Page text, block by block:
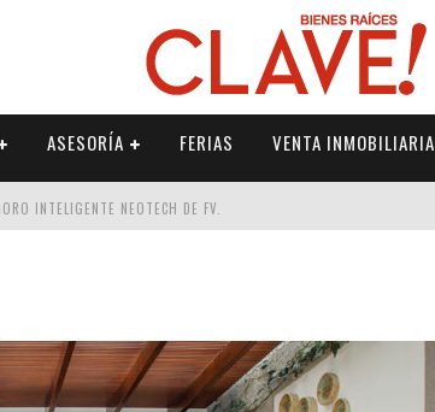
ASESORÍA FERIAS VENTA INMOBILIARIA
INTELIGENTE NEOTECH DE FV.
FV PARA ELEVAR TU ESPACIO